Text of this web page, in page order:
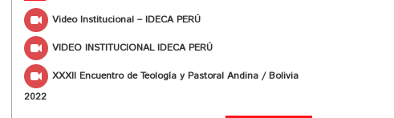
Video Institucional – IDECA PERÚ
VIDEO INSTITUCIONAL IDECA PERÚ
XXXII Encuentro de Teología y Pastoral Andina / Bolivia
2022